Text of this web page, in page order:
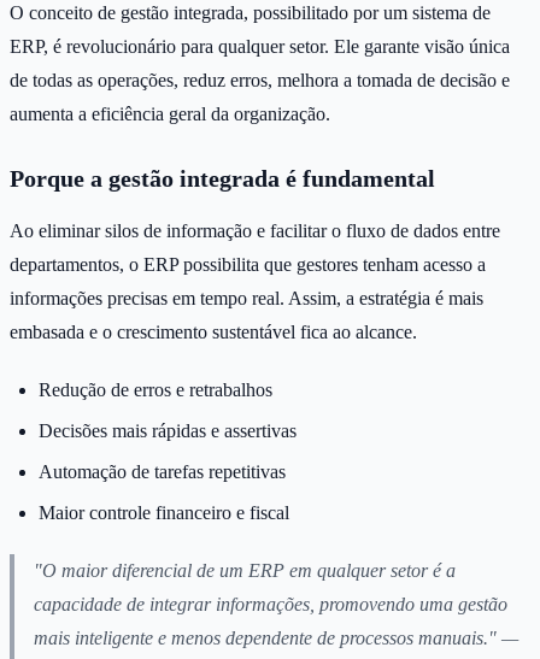
O conceito de gestão integrada, possibilitado por um sistema de
ERP, é revolucionário para qualquer setor. Ele garante visão única
de todas as operações, reduz erros, melhora a tomada de decisão e
aumenta a eficiência geral da organização.
Porque a gestão integrada é fundamental
Ao eliminar silos de informação e facilitar o fluxo de dados entre
departamentos, o ERP possibilita que gestores tenham acesso a
informações precisas em tempo real. Assim, a estratégia é mais
embasada e o crescimento sustentável fica ao alcance.
Redução de erros e retrabalhos
Decisões mais rápidas e assertivas
Automação de tarefas repetitivas
Maior controle financeiro e fiscal
"O maior diferencial de um ERP em qualquer setor é a
capacidade de integrar informações, promovendo uma gestão
mais inteligente e menos dependente de processos manuais." —